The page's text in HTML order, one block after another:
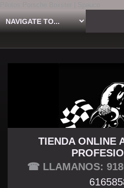
TU TIENDA
TIENDA ONLINE
☎ LLAMANOS: